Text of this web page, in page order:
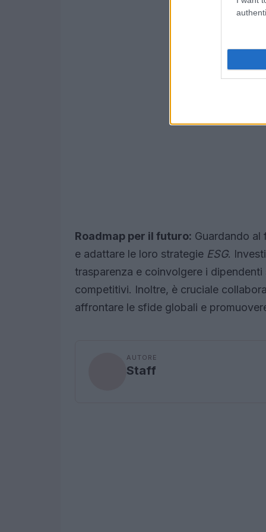
Roadmap per il futuro: Guardando al
e adattare le loro strategie ESG.
trasparenza e coinvolgere i
competitivi. Inoltre, è cruciale
affrontare le sfide globali e
AUTORE
Staff